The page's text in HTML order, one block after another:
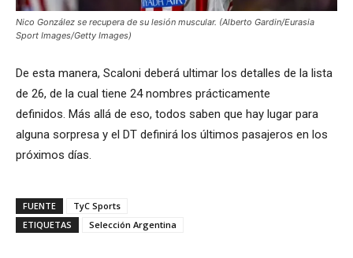
Nico González se recupera de su lesión muscular. (Alberto Gardin/Eurasia
Sport Images/Getty Images)
De esta manera, Scaloni deberá ultimar los detalles de la lista
de 26, de la cual tiene 24 nombres prácticamente
definidos. Más allá de eso, todos saben que hay lugar para
alguna sorpresa y el DT definirá los últimos pasajeros en los
próximos días.
FUENTE
TyC Sports
ETIQUETAS
Selección Argentina